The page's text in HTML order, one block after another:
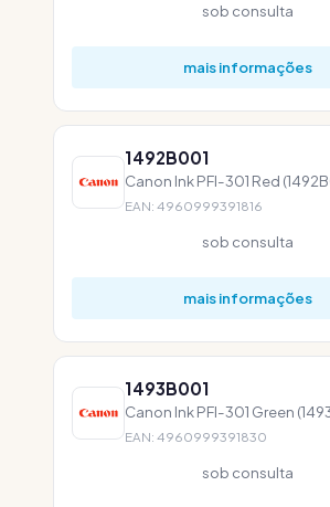
sob consulta
mais informações
1492B001
Canon Ink PFI-301 Red
EAN: 4960999391816
sob consulta
mais informações
1493B001
Canon Ink PFI-301 Green
EAN: 4960999391830
sob consulta